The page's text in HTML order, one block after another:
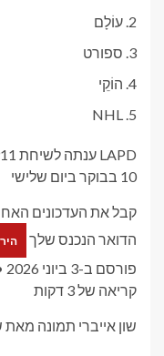
עוֹלָם
ספורט
הוֹקֵי
NHL
10 בבוקר ביום שלישי
קבל את העדכונים
הדואר הנכנס שלך
פורסם ב-3 ביוני 2026
קריאה של 3 דקות
שון אייברי תמונה מאת